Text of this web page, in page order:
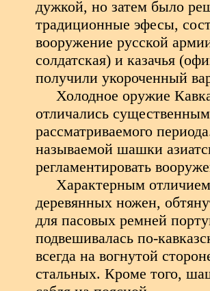
дужкой, но затем было
традиционные эфесы,
вооружение русской
солдатская) и казачья
получили укороченный
Холодное оружие
отличались
рассматриваемого
называемой шашки
регламентировать
Характерным
деревянных ножен,
для пасовых ремней
подвешивалась по-
всегда на вогнутой
стальных. Кроме того,